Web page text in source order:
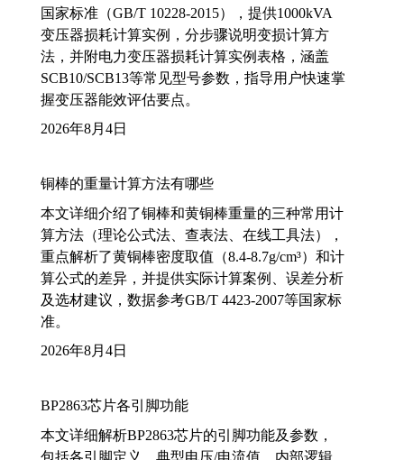
国家标准（GB/T 10228-2015），提供1000kVA
变压器损耗计算实例，分步骤说明变损计算方
法，并附电力变压器损耗计算实例表格，涵盖
SCB10/SCB13等常见型号参数，指导用户快速掌
握变压器能效评估要点。
2026年8月4日
铜棒的重量计算方法有哪些
本文详细介绍了铜棒和黄铜棒重量的三种常用计
算方法（理论公式法、查表法、在线工具法），
重点解析了黄铜棒密度取值（8.4-8.7g/cm³）和计
算公式的差异，并提供实际计算案例、误差分析
及选材建议，数据参考GB/T 4423-2007等国家标
准。
2026年8月4日
BP2863芯片各引脚功能
本文详细解析BP2863芯片的引脚功能及参数，
包括各引脚定义、典型电压/电流值、内部逻辑